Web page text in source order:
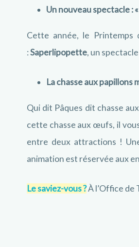
Un nouveau spectacle :
Cette année, le Printemps
:Saperlipopette, un
La chasse aux papillons
Qui dit Pâques dit chasse
cette chasse aux œufs, il
entre deux attractions !
animation est réservée aux
Le saviez-vous ?À l’Office de